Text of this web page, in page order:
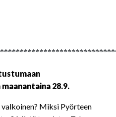
28.9.
Miksi Pyörteen